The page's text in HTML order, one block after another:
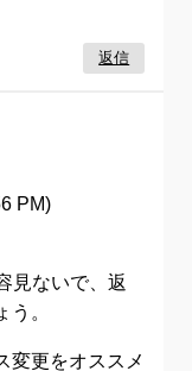
返信
PM)
見ないで、返
。
変更をオススメ